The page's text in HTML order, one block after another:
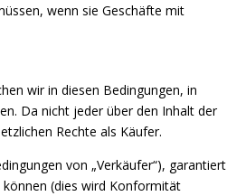
wenn sie Geschäfte mit
wir in diesen Bedingungen, in
Da nicht jeder über den Inhalt der
Rechte als Käufer.
von „Verkäufer“), garantiert
(dies wird Konformität